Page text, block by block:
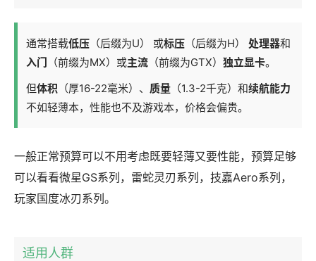
通常搭载低压 （后缀为U） 或标压 （后缀为H） 处理器和
入门 （前缀为MX）或主流 （前缀为GTX） 独立显卡。
但体积 （厚16-22毫米）、 质量 （1.3-2千克）和续航能力
不如轻薄本，性能也不及游戏本，价格会偏贵。
一般正常预算可以不用考虑既要轻薄又要性能，预算足够
可以看看微星GS系列，雷蛇灵刃系列，技嘉Aero系列，
玩家国度冰刃系列。
适用人群